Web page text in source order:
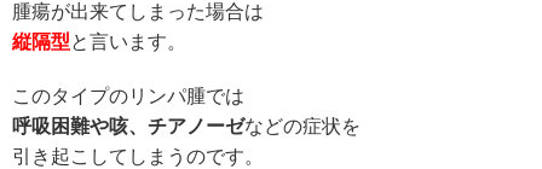
腫瘍が出来てしまった場合は
縦隔型と言います。
このタイプのリンパ腫では
呼吸困難や咳、チアノーゼなどの症状を
引き起こしてしまうのです。